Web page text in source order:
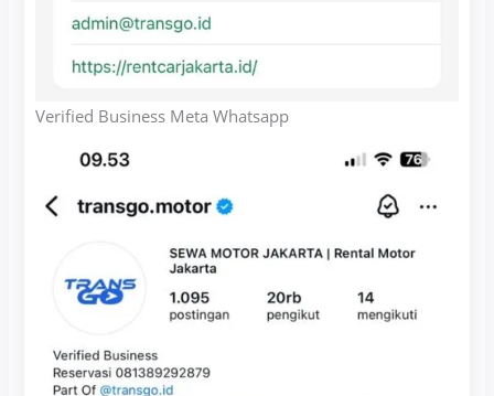
Verified Business Meta Whatsapp